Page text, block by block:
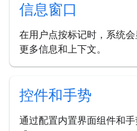
信息窗口
在用户点按标记时，系统
更多信息和上下文。
控件和手势
通过配置内置界面组件和